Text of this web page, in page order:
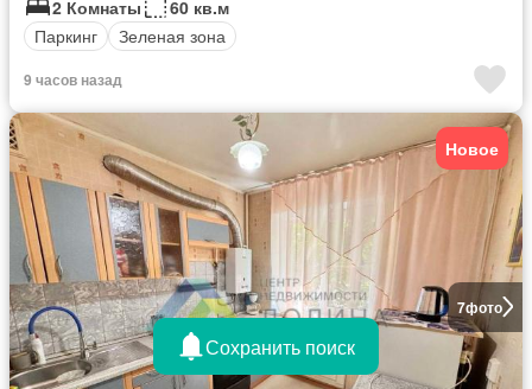
2 Комнаты
60 кв.м
Паркинг
Зеленая зона
9 часов назад
7фото
Новое
Сохранить поиск